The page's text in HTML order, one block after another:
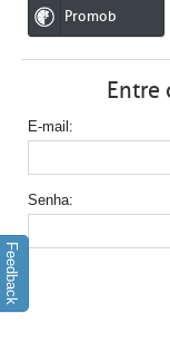
Promob
Entre
E-mail
Senha
Feedback